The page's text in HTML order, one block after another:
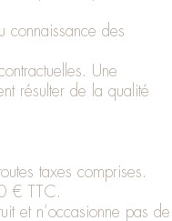
connaissance des
Une
résulter de la qualité
taxes comprises.
€ TTC.
et n’occasionne pas de